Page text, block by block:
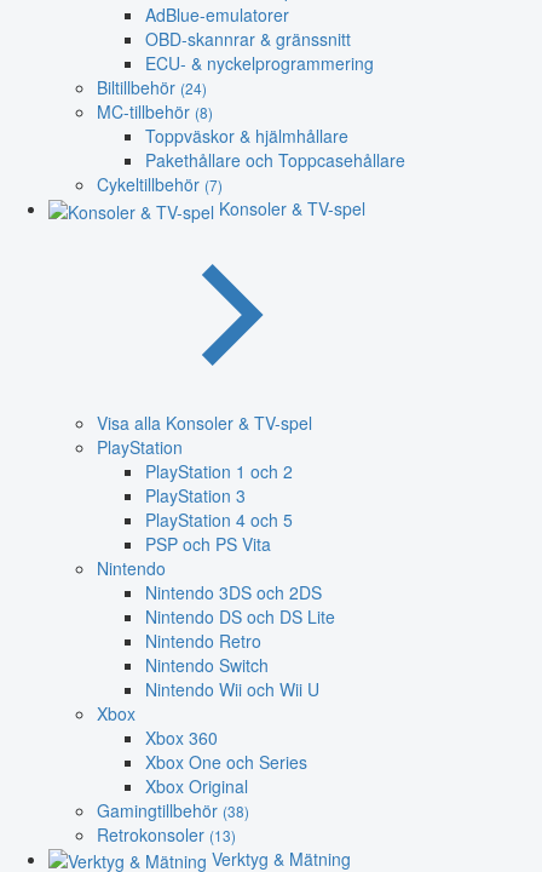
AdBlue-emulatorer
OBD-skannrar & gränssnitt
ECU- & nyckelprogrammering
Biltillbehör (24)
MC-tillbehör (8)
Toppväskor & hjälmhållare
Pakethållare och Toppcasehållare
Cykeltillbehör (7)
Konsoler & TV-spel
Visa alla Konsoler & TV-spel
PlayStation
PlayStation 1 och 2
PlayStation 3
PlayStation 4 och 5
PSP och PS Vita
Nintendo
Nintendo 3DS och 2DS
Nintendo DS och DS Lite
Nintendo Retro
Nintendo Switch
Nintendo Wii och Wii U
Xbox
Xbox 360
Xbox One och Series
Xbox Original
Gamingtillbehör (38)
Retrokonsoler (13)
Verktyg & Mätning